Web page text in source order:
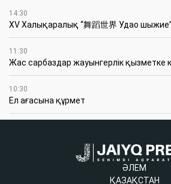
14:30
XV Халықаралық “舞蹈世界 Удао
11:30
Жас сарбаздар жауынгерлік қызметке
10:30
Ел ағасына құрмет
ӘЛЕМ
ҚАЗАҚСТАН